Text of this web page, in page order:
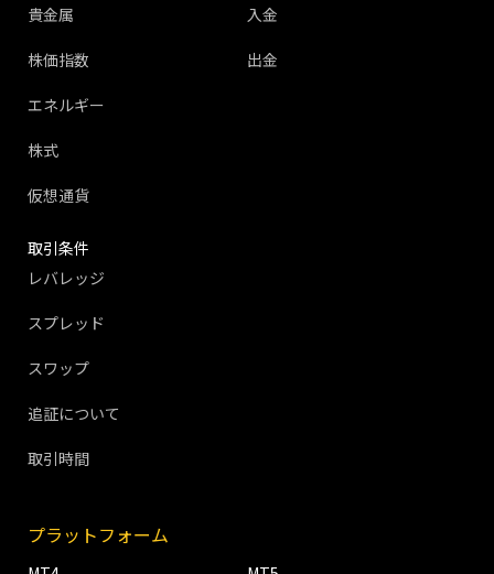
貴金属
株価指数
エネルギー
株式
仮想通貨
入金
出金
取引条件
レバレッジ
スプレッド
スワップ
追証について
取引時間
プラットフォーム